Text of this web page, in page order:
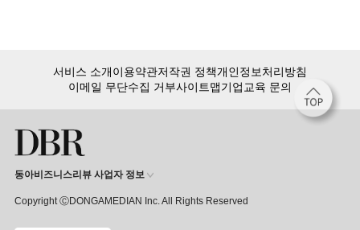
서비스 소개이용약관저작권 정책개인정보처리방침
이메일 무단수집 거부사이트맵기업교육 문의
동아비즈니스리뷰 사업자 정보
Copyright ⒸDONGAMEDIAN Inc. All Rights Reserved